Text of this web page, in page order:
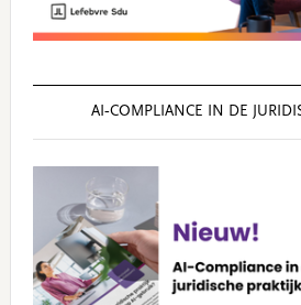
AI‑COMPLIANCE IN DE